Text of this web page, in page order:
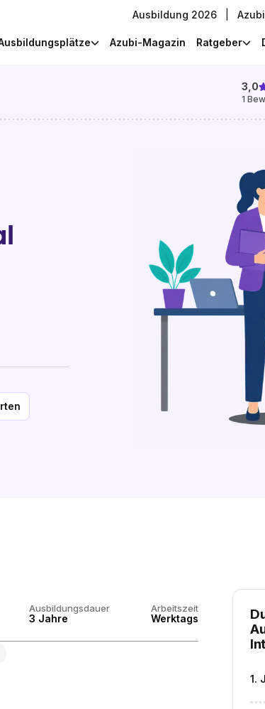
Ausbildung 2026
Azubi-Magazin Ratgeber
3,0
1
Ausbildungsdauer
3 Jahre
Arbeitszeit
Werktags
1.